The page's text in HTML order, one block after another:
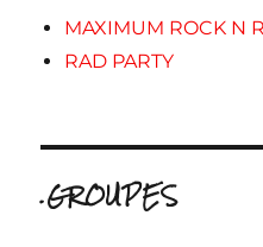
MAXIMUM ROCK N
RAD PARTY
.GROUPES